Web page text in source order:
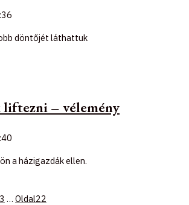
döntőjét láthattuk
– vélemény
a házigazdák ellen.
3 … Oldal22